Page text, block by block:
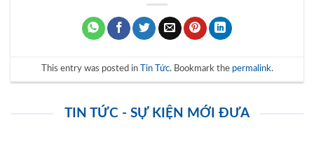
This entry was posted in Tin Tức. Bookmark the permalink.
TIN TỨC - SỰ KIỆN MỚI ĐƯA